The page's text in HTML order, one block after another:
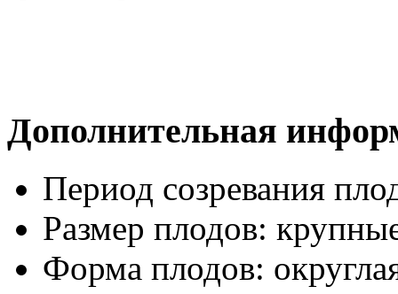
Дополнительная
Период созревания
Размер плодов:
Форма плодов: